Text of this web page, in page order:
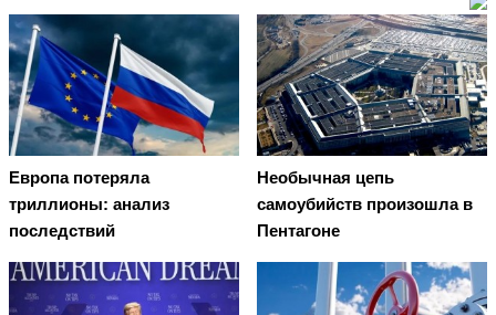
Европа потеряла
триллионы: анализ
последствий
Необычная цепь
самоубийств произошла в
Пентагоне